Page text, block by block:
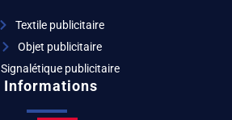
Textile publicitaire
Objet publicitaire
Signalétique publicitaire
Informations